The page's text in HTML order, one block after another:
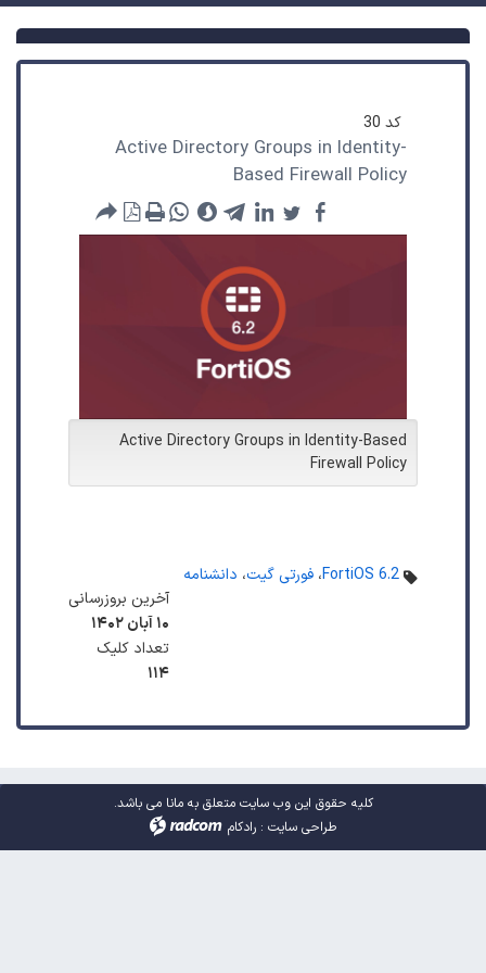
کد 30
Active Directory Groups in Identity-
Based Firewall Policy
Active Directory Groups in Identity-Based
Firewall Policy
FortiOS 6.2، فورتی گیت، دانشنامه
آخرین بروزرسانی
۱۰ آبان ۱۴۰۲
تعداد کلیک
۱۱۴
کلیه حقوق این وب سایت متعلق به مانا می باشد.
طراحی سایت : رادکام radcom